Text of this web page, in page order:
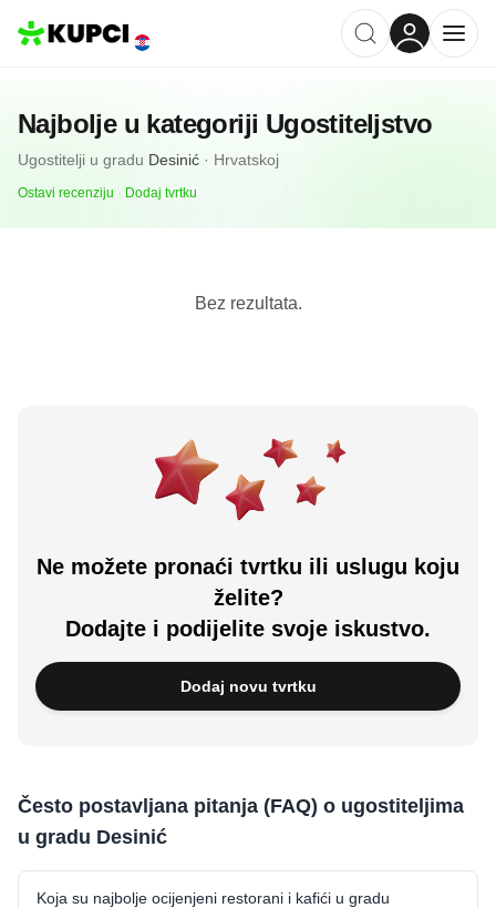
Najbolje u kategoriji Ugostiteljstvo
Ugostitelji u gradu Desinić · Hrvatskoj
Ostavi recenziju Dodaj tvrtku
Bez rezultata.
Ne možete pronaći tvrtku ili uslugu koju
želite?
Dodajte i podijelite svoje iskustvo.
Dodaj novu tvrtku
Često postavljana pitanja (FAQ) o ugostiteljima
u gradu Desinić
Koja su najbolje ocijenjeni restorani i kafići u gradu